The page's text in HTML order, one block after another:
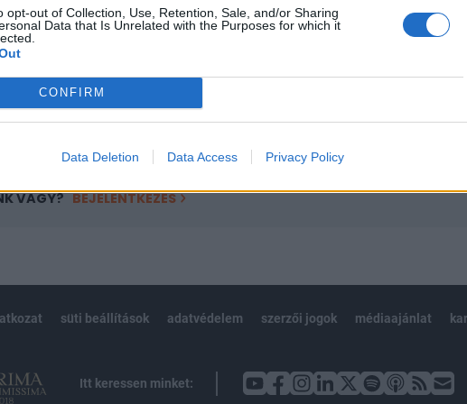
opt-out of Collection, Use, Retention, Sale, and/or Sharing
Data that Is Unrelated with the Purposes for which it
CONFIRM
Data Deletion Data Access Privacy Policy
tartalmazza:
cikkarchívum
elmúlt 2 év napon belüli
VAGY? BEJELENTKEZÉS
süti beállítások adatvédelem szerzői jogok médiaajánlat
Itt keressen minket: